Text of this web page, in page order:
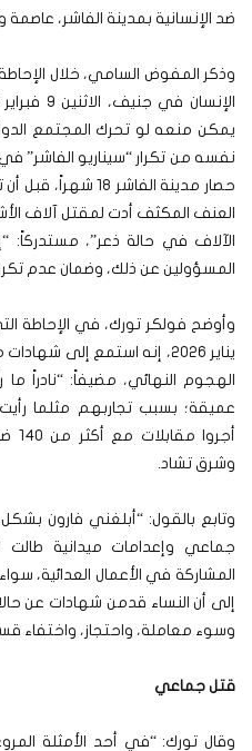
ضد الإنسانية بمدينة الفاشر، عاصمة
وذكر المفوض السامي، خلال
يمكن منعه لو تحرك المجتمع
نفسه من تكرار “سيناريو الفاشر”
حصار مدينة الفاشر
العنف المكثف أدت لمقتل آلاف
الآلاف في حالة ذعر”،
المسؤولين عن ذلك، وضمان عدم
وأوضح فولكر تورك، في الإحاطة
يناير 2026، إنه استمع إلى
الهجوم النهائي، مضيفاً: “نادراً
عميقة؛ بسبب تجاربهم مثلما
وشرق تشاد.
وتابع بالقول: “أبلغني فارون
جماعي وإعدامات ميدانية طالت
المشاركة في الأعمال العدائية، سواء
إلى أن النساء قدمن شهادات عن
وسوء معاملة، واحتجاز، واختفاء
قتل جماعي
وقال تورك: “في أحد الأمثلة